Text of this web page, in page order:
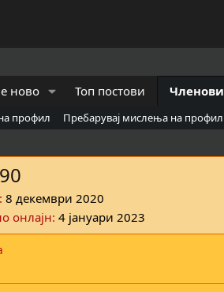
ново Топ постови Членови
профил
Пребарувај мислења на профил
8 декември 2020
онлајн 4 јануари 2023